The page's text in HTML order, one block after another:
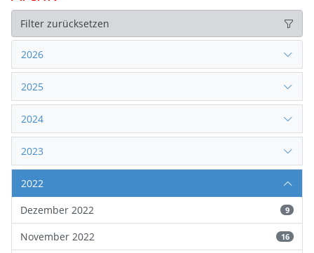
Filter zurücksetzen
2026
2025
2024
2023
2022
Dezember 2022
9
November 2022 16